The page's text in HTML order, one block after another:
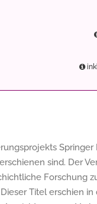
sind. Der
Forschung
Titel erschien